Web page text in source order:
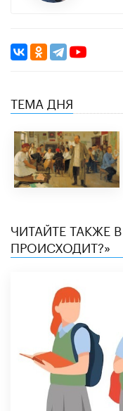
ТЕМА ДНЯ
ЧИТАЙТЕ ТАКЖЕ
ПРОИСХОДИТ?»